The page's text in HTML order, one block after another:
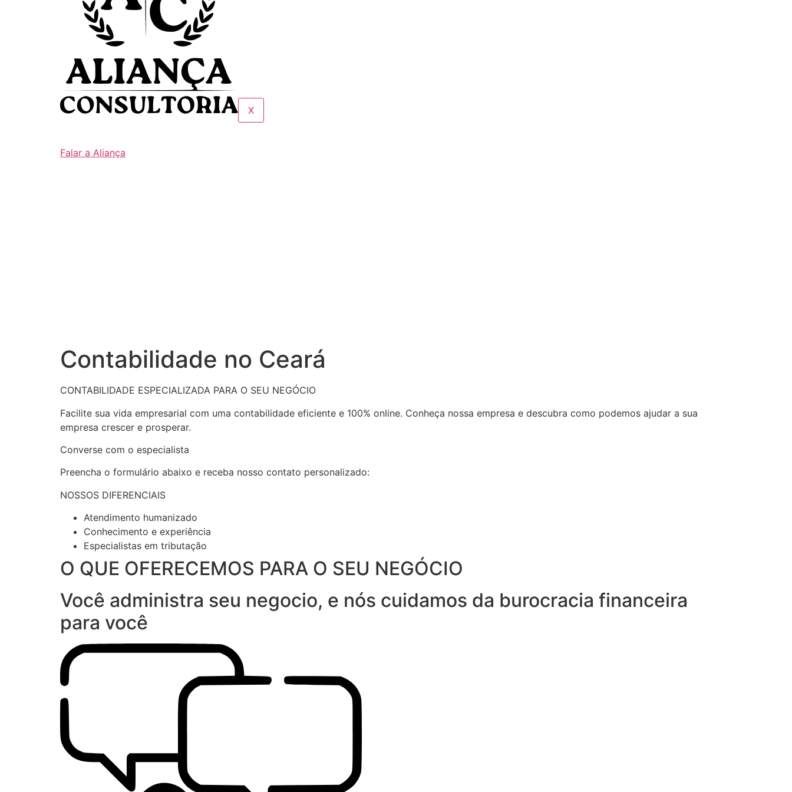
X
Falar a Aliança
Contabilidade no Ceará
CONTABILIDADE ESPECIALIZADA PARA O SEU NEGÓCIO
Facilite sua vida empresarial com uma contabilidade eficiente e 100% online. Conheça nossa empresa e descubra como podemos ajudar a sua
empresa crescer e prosperar.
Converse com o especialista
Preencha o formulário abaixo e receba nosso contato personalizado:
NOSSOS DIFERENCIAIS
Atendimento humanizado
Conhecimento e experiência
Especialistas em tributação
O QUE OFERECEMOS PARA O SEU NEGÓCIO
Você administra seu negocio, e nós cuidamos da burocracia financeira
para você